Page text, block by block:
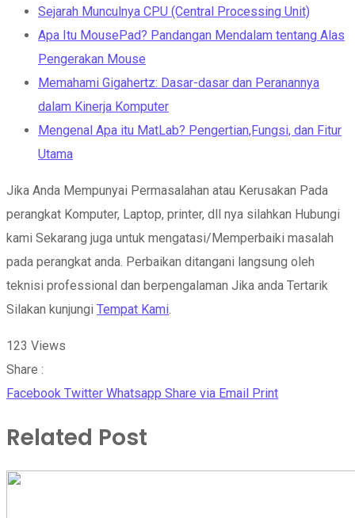
Sejarah Munculnya CPU (Central Processing Unit)
Apa Itu MousePad? Pandangan Mendalam tentang Alas
Pengerakan Mouse
Memahami Gigahertz: Dasar-dasar dan Peranannya
dalam Kinerja Komputer
Mengenal Apa itu MatLab? Pengertian,Fungsi, dan Fitur
Utama
Jika Anda Mempunyai Permasalahan atau Kerusakan Pada
perangkat Komputer, Laptop, printer, dll nya silahkan Hubungi
kami Sekarang juga untuk mengatasi/Memperbaiki masalah
pada perangkat anda. Perbaikan ditangani langsung oleh
teknisi professional dan berpengalaman Jika anda Tertarik
Silakan kunjungi Tempat Kami
123 Views
Share :
Facebook Twitter Whatsapp Share via Email Print
Related Post